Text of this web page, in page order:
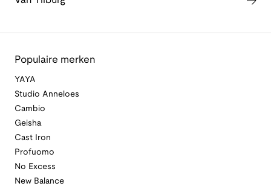
Populaire merken
YAYA
Studio Anneloes
Cambio
Geisha
Cast Iron
Profuomo
No Excess
New Balance